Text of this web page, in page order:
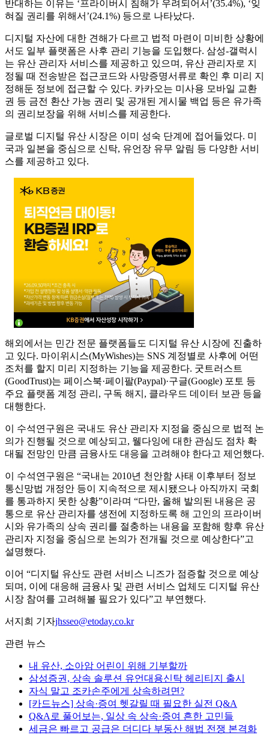
반대하는 이유는 ‘프라이버시 침해가 우려되어서’(35.4%), ‘잊
혀질 권리를 위해서’(24.1%) 등으로 나타났다.
디지털 자산에 대한 견해가 다르고 법적 마련이 미비한 상황에
서도 일부 플랫폼은 사후 관리 기능을 도입했다. 삼성-갤럭시
는 유산 관리자 서비스를 제공하고 있으며, 유산 관리자로 지
정될 때 전송받은 접근코드와 사망증명서류로 확인 후 미리 지
정해둔 정보에 접근할 수 있다. 카카오는 미사용 모바일 교환
권 등 금전 환산 가능 권리 및 공개된 게시물 백업 등은 유가족
의 권리보장을 위해 서비스를 제공한다.
글로벌 디지털 유산 시장은 이미 성숙 단계에 접어들었다. 미
국과 일본을 중심으로 신탁, 유언장 유무 알림 등 다양한 서비
스를 제공하고 있다.
해외에서는 민간 전문 플랫폼들도 디지털 유산 시장에 진출하
고 있다. 마이위시스(MyWishes)는 SNS 계정별로 사후에 어떤
조처를 할지 미리 지정하는 기능을 제공한다. 굿트러스트
(GoodTrust)는 페이스북·페이팔(Paypal)·구글(Google) 포토 등
주요 플랫폼 계정 관리, 구독 해지, 클라우드 데이터 보관 등을
대행한다.
이 수석연구원은 국내도 유산 관리자 지정을 중심으로 법적 논
의가 진행될 것으로 예상되고, 웰다잉에 대한 관심도 점차 확
대될 전망인 만큼 금융사도 대응을 고려해야 한다고 제언했다.
이 수석연구원은 “국내는 2010년 천안함 사태 이후부터 정보
통신망법 개정안 등이 지속적으로 제시됐으나 아직까지 국회
를 통과하지 못한 상황”이라며 “다만, 올해 발의된 내용은 공
통으로 유산 관리자를 생전에 지정하도록 해 고인의 프라이버
시와 유가족의 상속 권리를 절충하는 내용을 포함해 향후 유산
관리자 지정을 중심으로 논의가 전개될 것으로 예상한다”고
설명했다.
이어 “디지털 유산도 관련 서비스 니즈가 점증할 것으로 예상
되며, 이에 대응해 금융사 및 관련 서비스 업체도 디지털 유산
시장 참여를 고려해볼 필요가 있다”고 부연했다.
서지희 기자jhsseo@etoday.co.kr
관련 뉴스
내 유산, 소아암 어린이 위해 기부할까
삼성증권, 상속 솔루션 유언대용신탁 헤리티지 출시
자식 말고 조카손주에게 상속하려면?
[카드뉴스] 상속·증여 헷갈릴 때 필요한 실전 Q&A
Q&A로 풀어보는, 일상 속 상속·증여 흔한 고민들
세금은 빠르고 공급은 더디다 부동산 해법 전쟁 본격화